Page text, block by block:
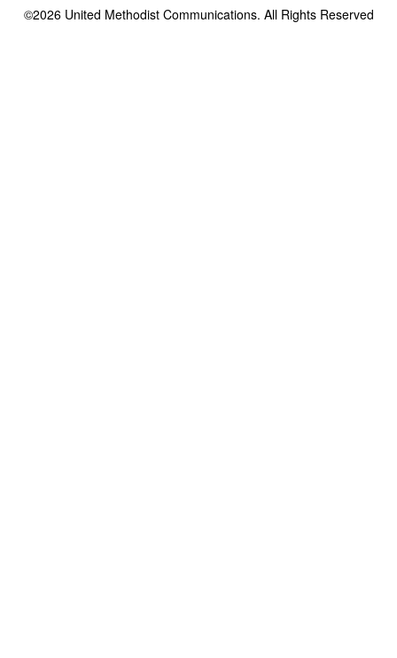
©2026United Methodist Communications. All Rights Reserved